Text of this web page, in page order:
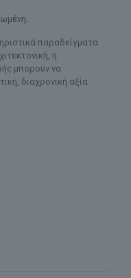
παραδείγματα
η
μπορούν να
διαχρονική αξία.